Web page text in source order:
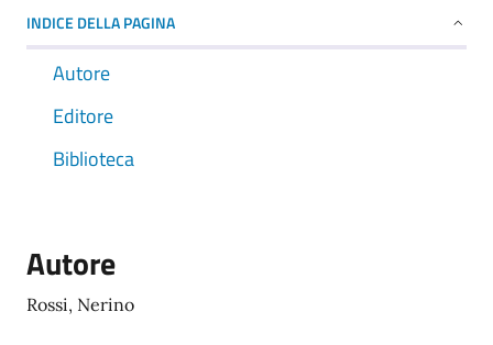
INDICE DELLA PAGINA
Autore
Editore
Biblioteca
Autore
Rossi, Nerino